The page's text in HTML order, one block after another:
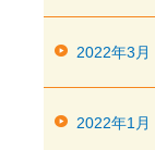
2022年3月
2022年1月